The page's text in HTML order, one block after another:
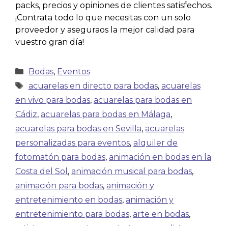
packs, precios y opiniones de clientes satisfechos.
¡Contrata todo lo que necesitas con un solo
proveedor y aseguraos la mejor calidad para
vuestro gran día!
Bodas, Eventos
acuarelas en directo para bodas, acuarelas
en vivo para bodas, acuarelas para bodas en
Cádiz, acuarelas para bodas en Málaga,
acuarelas para bodas en Sevilla, acuarelas
personalizadas para eventos, alquiler de
fotomatón para bodas, animación en bodas en la
Costa del Sol , animación musical para bodas,
animación para bodas, animación y
entretenimiento en bodas, animación y
entretenimiento para bodas, arte en bodas,